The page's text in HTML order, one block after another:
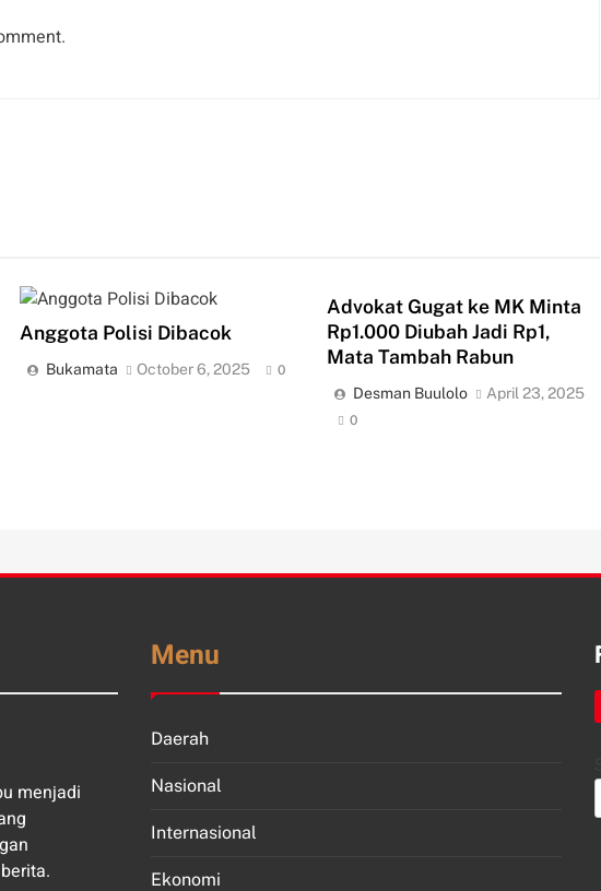
Anggota Polisi Dibacok
Bukamata October 6, 2025 0
Advokat Gugat ke MK Minta
Rp1.000 Diubah Jadi Rp1,
Mata Tambah Rabun
Desman Buulolo April 23, 2025
0
menjadi
Menu
Daerah
Nasional
Internasional
Ekonomi